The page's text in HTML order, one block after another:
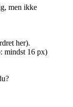
men ikke
her).
mindst 16 px)